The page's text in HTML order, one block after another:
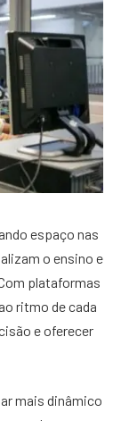
espaço nas
o ensino e
plataformas
ritmo de cada
e oferecer
mais dinâmico